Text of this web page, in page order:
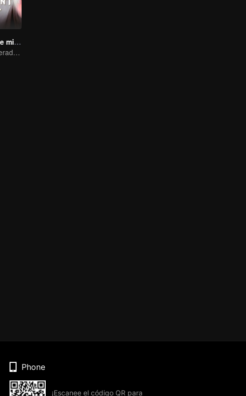
Por favor, no me mimes 4
El viaje del emperador de perseguir a su esposa en los tiempos modernos
Phone
¡Escanee el código QR para